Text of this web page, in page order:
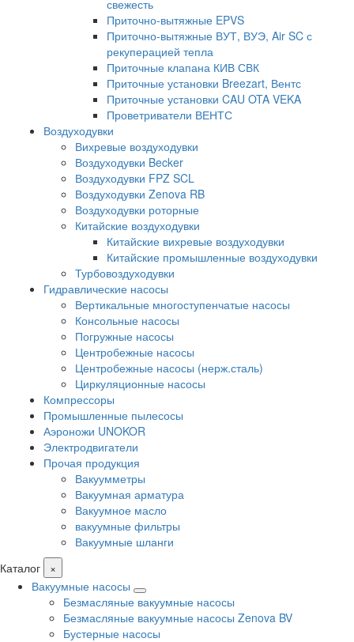
свежесть
Приточно-вытяжные EPVS
Приточно-вытяжные ВУТ, ВУЭ, Air SC с
рекуперацией тепла
Приточные клапана КИВ СВК
Приточные установки Breezart, Вентс
Приточные установки CAU OTA VEKA
Проветриватели ВЕНТС
Воздуходувки
Вихревые воздуходувки
Воздуходувки Becker
Воздуходувки FPZ SCL
Воздуходувки Zenova RB
Воздуходувки роторные
Китайские воздуходувки
Китайские вихревые воздуходувки
Китайские промышленные воздуходувки
Турбовоздуходувки
Гидравлические насосы
Вертикальные многоступенчатые насосы
Консольные насосы
Погружные насосы
Центробежные насосы
Центробежные насосы (нерж.сталь)
Циркуляционные насосы
Компрессоры
Промышленные пылесосы
Аэроножи UNOKOR
Электродвигатели
Прочая продукция
Вакуумметры
Вакуумная арматура
Вакуумное масло
вакуумные фильтры
Вакуумные шланги
Каталог
×
Вакуумные насосы
Безмасляные вакуумные насосы
Безмасляные вакуумные насосы Zenova BV
Бустерные насосы